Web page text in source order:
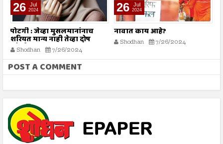
26 Jul
2024
पोटगी : जेव्हा मुसलमानांनाच
शरियत मान्य नाही तेव्हा दोष
कोर्टाला कसा द्यावा?
Shodhan 7/26/2024
26 Jul
2024
नावात काय आहे?
Shodhan 7/26/2024
POST A COMMENT